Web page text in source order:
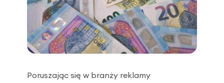
Poruszając się w branży reklamy